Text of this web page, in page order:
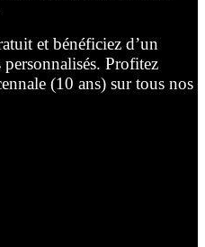
et bénéficiez d’un
Profitez
(10 ans) sur tous nos